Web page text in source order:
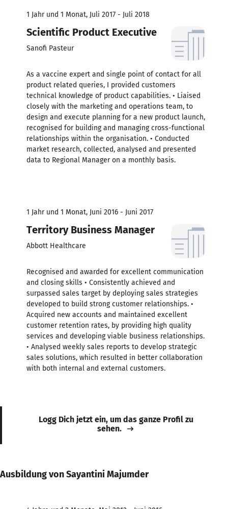
1 Jahr und 1 Monat, Juli 2017 - Juli 2018
Scientific Product Executive
Sanofi Pasteur
As a vaccine expert and single point of contact for all
product related queries, I provided customers
technical knowledge of product capabilities. • Liaised
closely with the marketing and operations team, to
design and execute planning for a new product launch,
recognised for building and managing cross-functional
relationships within the organisation. • Conducted
market research, collected, analysed and presented
data to Regional Manager on a monthly basis.
1 Jahr und 1 Monat, Juni 2016 - Juni 2017
Territory Business Manager
Abbott Healthcare
Recognised and awarded for excellent communication
and closing skills • Consistently achieved and
surpassed sales target by deploying sales strategies
developed to build strong customer relationships. •
Acquired new accounts and maintained excellent
customer retention rates, by providing high quality
services and developing viable business relationships.
• Analysed weekly sales reports to develop strategic
sales solutions, which resulted in better collaboration
with both internal and external customers.
Logg Dich jetzt ein, um das ganze Profil zu
sehen.
Ausbildung von Sayantini Majumder